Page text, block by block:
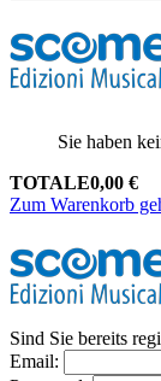
Sie haben
TOTALE0,00 €
Zum Warenkorb
Sind Sie bereits
Email: